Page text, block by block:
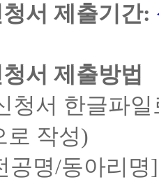
서 제출기간:
서 제출방법
청서 한글파
로 작성)
공명/동아리명]